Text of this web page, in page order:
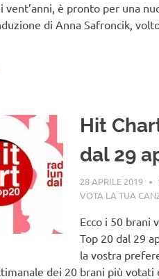
è pronto per una
di Anna Safroncik,
Hit
dal 29
28 APRILE 2019
VOTA LA TUA
Ecco i 50 brani
Top 20 dal 29
la vostra
dei 20 brani più votati